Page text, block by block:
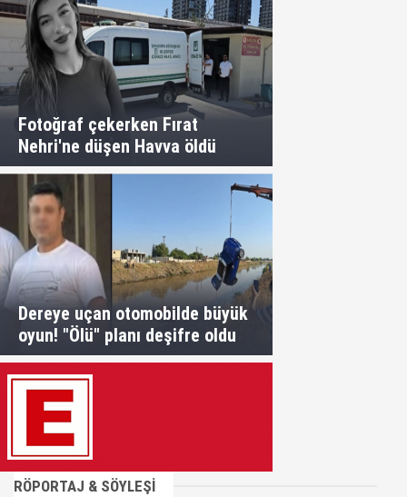
Fotoğraf çekerken Fırat
Nehri'ne düşen Havva öldü
Dereye uçan otomobilde büyük
oyun! "Ölü" planı deşifre oldu
RÖPORTAJ & SÖYLEŞİ